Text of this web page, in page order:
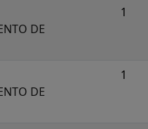
DE
1
DE
1